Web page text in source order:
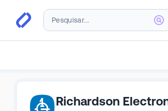
Richardson